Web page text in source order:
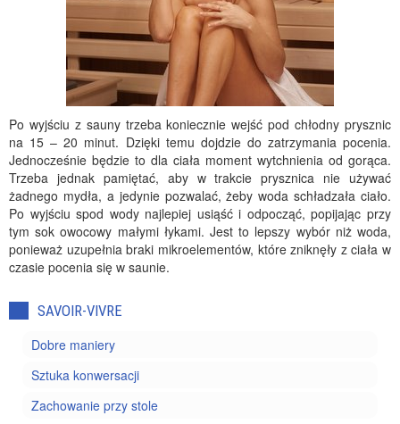
Po wyjściu z sauny trzeba koniecznie wejść pod chłodny prysznic
na 15 – 20 minut. Dzięki temu dojdzie do zatrzymania pocenia.
Jednocześnie będzie to dla ciała moment wytchnienia od gorąca.
Trzeba jednak pamiętać, aby w trakcie prysznica nie używać
żadnego mydła, a jedynie pozwalać, żeby woda schładzała ciało.
Po wyjściu spod wody najlepiej usiąść i odpocząć, popijając przy
tym sok owocowy małymi łykami. Jest to lepszy wybór niż woda,
ponieważ uzupełnia braki mikroelementów, które zniknęły z ciała w
czasie pocenia się w saunie.
SAVOIR-VIVRE
Dobre maniery
Sztuka konwersacji
Zachowanie przy stole